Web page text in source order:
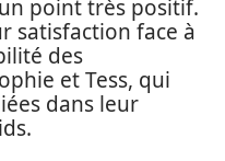
point très positif.
satisfaction face à
des
et Tess, qui
dans leur